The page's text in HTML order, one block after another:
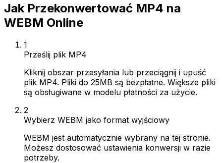
Jak Przekonwertować MP4 na
WEBM Online
1
Prześlij plik MP4
Kliknij obszar przesyłania lub przeciągnij i upuść
plik MP4. Pliki do 25MB są bezpłatne. Większe pliki
są obsługiwane w modelu płatności za użycie.
2
Wybierz WEBM jako format wyjściowy
WEBM jest automatycznie wybrany na tej stronie.
Możesz dostosować ustawienia konwersji w razie
potrzeby.